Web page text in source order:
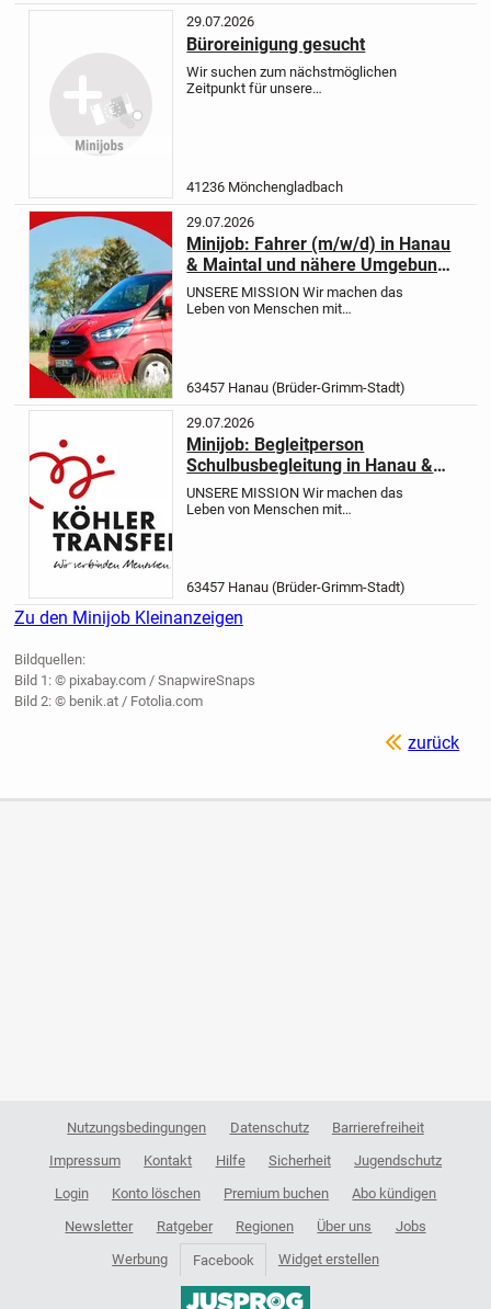
29.07.2026
Büroreinigung gesucht
Wir suchen zum nächstmöglichen
Zeitpunkt für unsere
41236 Mönchengladbach
29.07.2026
Minijob: Fahrer (m/w/d) in Hanau
& Maintal und nähere Umgebung
für die Schülerbeförderung
UNSERE MISSION Wir machen das
Leben von Menschen mit
Teams und...
63457 Hanau (Brüder-Grimm-Stadt)
29.07.2026
Minijob: Begleitperson
Schulbusbegleitung in Hanau &
Maintal und nähere Umgebung
UNSERE MISSION Wir machen das
Leben von Menschen mit
Teams und...
63457 Hanau (Brüder-Grimm-Stadt)
Zu den Minijob Kleinanzeigen
Bildquellen:
Bild 1: © pixabay.com / SnapwireSnaps
Bild 2: © benik.at / Fotolia.com
zurück
Nutzungsbedingungen Datenschutz
Barrierefreiheit
Impressum
Kontakt Hilfe Sicherheit
Jugendschutz
Login
Konto löschen Premium buchen
Abo kündigen
Newsletter
Ratgeber Regionen Über uns
Jobs
Werbung
Facebook Widget erstellen